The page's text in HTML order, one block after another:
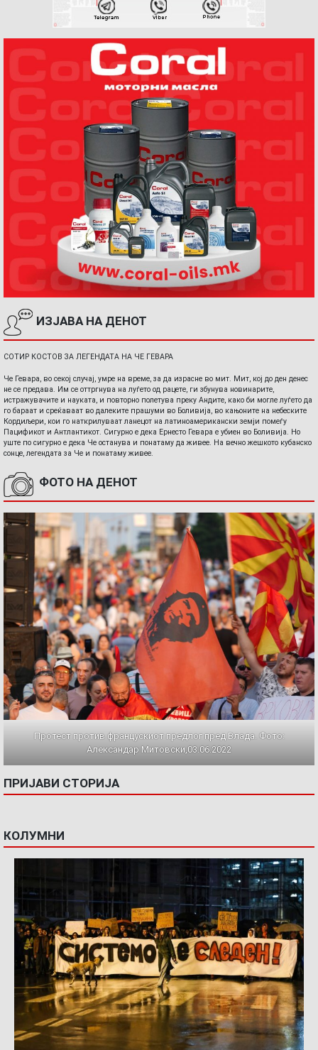
ИЗЈАВА НА ДЕНОТ
СОТИР КОСТОВ ЗА ЛЕГЕНДАТА НА ЧЕ ГЕВАРА
Че Гевара, во секој случај, умре на време, за да израсне во мит. Мит, кој до ден денес
не се предава. Им се оттргнува на луѓето од рацете, ги збунува новинарите,
истражувачите и науката, и повторно полетува преку Андите, како би могле луѓето да
го бараат и среќаваат во далеките прашуми во Боливија, во кањоните на небеските
Кордиљери, кои го наткрилуваат ланецот на латиноамерикански земји помеѓу
Пацификот и Антлантикот. Сигурно е дека Ернесто Гевара е убиен во Боливија. Но
уште по сигурно е дека Че останува и понатаму да живее. На вечно жешкото кубанско
сонце, легендата за Че и понатаму живее.
ФОТО НА ДЕНОТ
Протест против францускиот предлог пред Влада. Фото:
Александар Митовски,03.06.2022
ПРИЈАВИ СТОРИЈА
КОЛУМНИ